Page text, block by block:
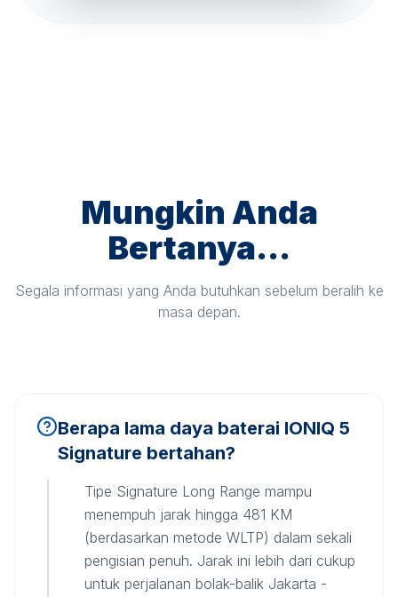
Mungkin Anda
Bertanya...
Segala informasi yang Anda butuhkan sebelum beralih ke
masa depan.
Berapa lama daya baterai IONIQ 5
Signature bertahan?
Tipe Signature Long Range mampu
menempuh jarak hingga 481 KM
(berdasarkan metode WLTP) dalam sekali
pengisian penuh. Jarak ini lebih dari cukup
untuk perjalanan bolak-balik Jakarta -